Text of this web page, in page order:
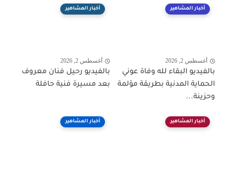
أخبار المشاهير
أغسطس 2, 2026
بالفيديو البقاء لله وفاة عوني
الحماية المدنية بطريقة مؤلمة
وحزينة...
أخبار المشاهير
أغسطس 2, 2026
بالفيديو رحيل فنان معروف
بعد مسيرة فنية حافلة
أخبار المشاهير أخبار المشاهير